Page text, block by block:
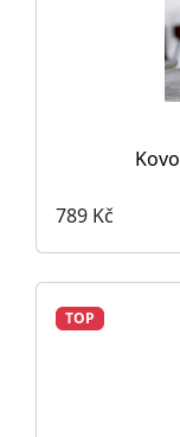
789 Kč
TOP